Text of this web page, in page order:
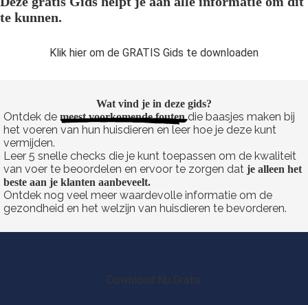
te kunnen.
Klik hier om de GRATIS Gids te downloaden
Wat vind je in deze gids?
Ontdek de meest voorkomende foutendie baasjes maken bij
het voeren van hun huisdieren en leer hoe je deze kunt
vermijden.
Leer 5 snelle checks die je kunt toepassen om de kwaliteit
van voer te beoordelen en ervoor te zorgen dat je alleen het
beste aan je klanten aanbeveelt.
Ontdek nog veel meer waardevolle informatie om de
gezondheid en het welzijn van huisdieren te bevorderen.
Download Nu Gratis